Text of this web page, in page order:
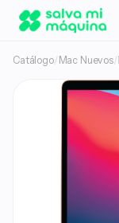
Catálogo/ Mac Nuevos/